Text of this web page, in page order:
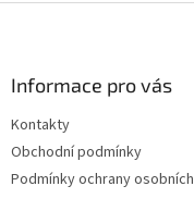
Informace pro vás
Kontakty
Obchodní podmínky
Podmínky ochrany